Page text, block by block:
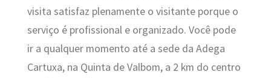
visita satisfaz plenamente o visitante porque o
serviço é profissional e organizado. Você pode
ir a qualquer momento até a sede da Adega
Cartuxa, na Quinta de Valbom, a 2 km do centro